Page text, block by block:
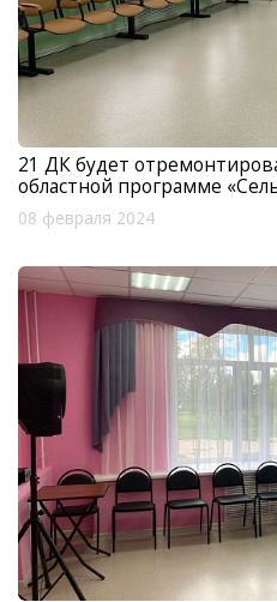
21 ДК будет
областной программе
08 февраля 2024